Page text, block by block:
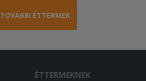
TOVÁBBI ÉTTERMEK
ÉTTERMEKNEK